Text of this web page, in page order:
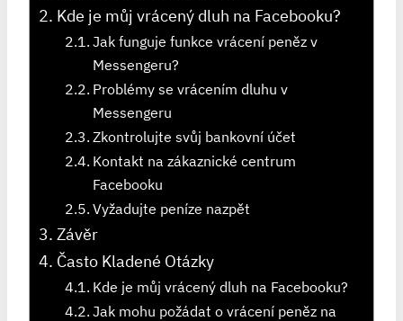
Kde je můj vrácený dluh na Facebooku?
Jak funguje funkce vrácení peněz v
Messengeru?
Problémy se vrácením dluhu v
Messengeru
Zkontrolujte svůj bankovní účet
Kontakt na zákaznické centrum
Facebooku
Vyžadujte peníze nazpět
Závěr
Často Kladené Otázky
Kde je můj vrácený dluh na Facebooku?
Jak mohu požádat o vrácení peněz na